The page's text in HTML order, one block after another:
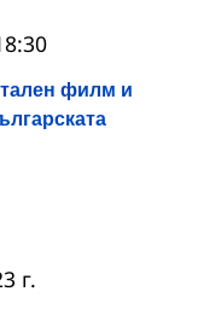
филм и
г.